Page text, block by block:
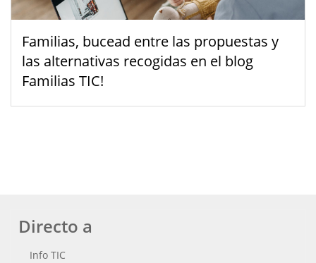
Familias, bucead entre las propuestas y
las alternativas recogidas en el blog
Familias TIC!
Directo a
Info TIC